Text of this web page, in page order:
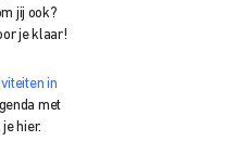
jij ook?
je klaar!
in
met
hier.